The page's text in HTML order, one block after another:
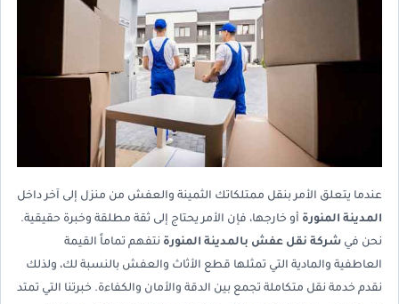
عندما يتعلق الأمر بنقل ممتلكاتك الثمينة والعفش من منزل إلى آخر داخل
المدينة المنورة أو خارجها، فإن الأمر يحتاج إلى ثقة مطلقة وخبرة حقيقية.
نحن في شركة نقل عفش بالمدينة المنورة نتفهم تماماً القيمة
العاطفية والمادية التي تمثلها قطع الأثاث والعفش بالنسبة لك، ولذلك
نقدم خدمة نقل متكاملة تجمع بين الدقة والأمان والكفاءة. خبرتنا التي تمتد